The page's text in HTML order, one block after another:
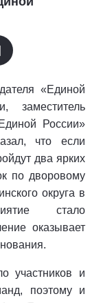
«Единой
заместитель
России»
что если
два ярких
по дворовому
округа в
стало
оказывает
участников и
поэтому и